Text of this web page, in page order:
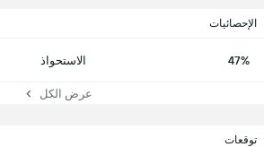
الإحصائيات
47% الاستحواذ
عرض الكل
توقعات